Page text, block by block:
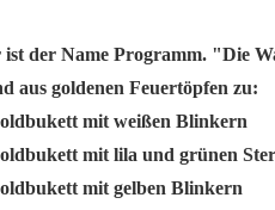
ist der Name Programm. "Die
aus goldenen Feuertöpfen zu:
mit weißen Blinkern
mit lila und grünen
mit gelben Blinkern